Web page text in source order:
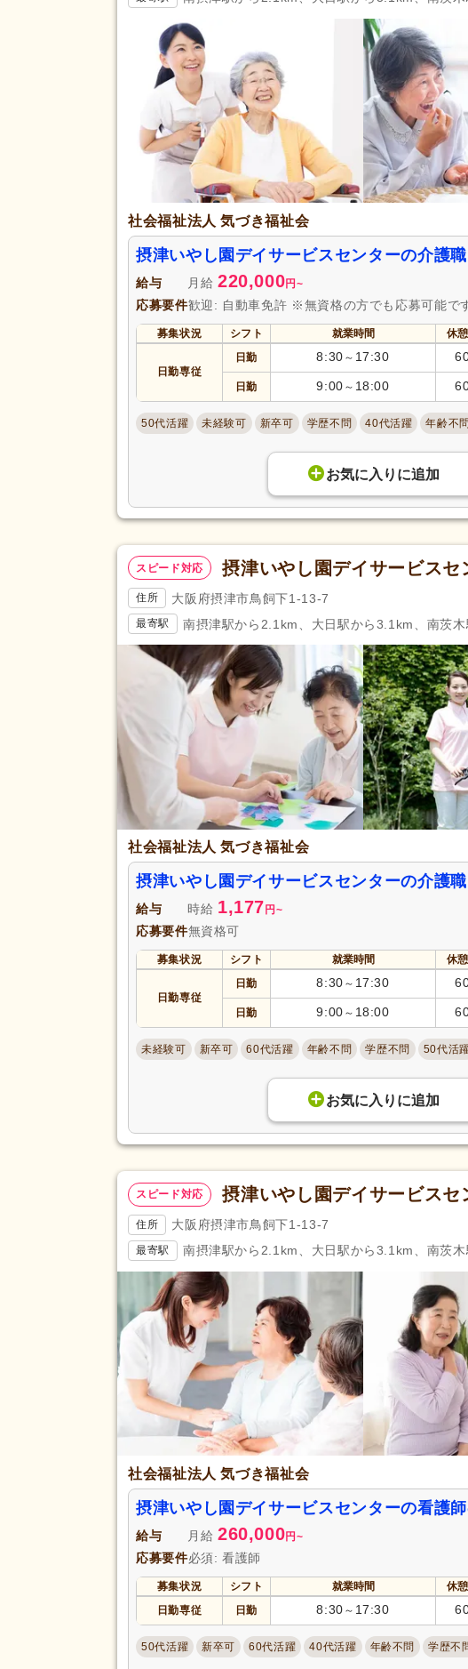
スピード対応 急
勤務形態
残業ほぼなし
夜勤のみ可 午
時短勤務相談可(4,796) 週
週3日から可(1,534) 週
即日勤務可(5,686)
初任者研修（旧ヘルパー2級）
実
修）
社会福祉主事任用
介護支援専門員（ケアマネジャー）
(1,845)
保
准看護師 (4,469) 医
作業療法士 (1,376) 言
あん摩マッサージ指圧師(192) 柔
きゅう師 (90) 管
調理師
自動車免許
診療放射線技師(72) 臨
公認心理師(180)
歯科医師(766) 歯
児童発達支援管理責任者研修(135) サ
相談支援従事者初任者研修(13) 相
行動擁護従業者養成研修(3) 強
幼稚園教諭1種(60) 幼
休日・休暇
完全週休2日 (7,326) 週
土日休み(1,577) 土
日曜休み(5,736)
年間休日120日以上
福利厚生
セミナー参加費補助(2,823) 企
復職支援あり (6,880) 退
住宅手当 (4,034) 資
人事評価制度あり(37,951) 処
夜勤手当(4,383) 寮
資格手当
再雇用制度あり (7,225)
副業可(7,378) 歩
アクセス
駅近(20,194) 自
バイク通勤可 (5,046)
社会福祉法人 気づき福祉会
摂津いやし園デイサービスセンターの介護
給与 月給 220,000円~
応募要件歓迎: 自動車免許 ※無資格の方でも応募可能で
募集状況 シフト 就業時間 休
日勤専従
日勤 8:30 ～ 17:30
日勤 9:00 ～ 18:00
50代活躍 未経験可 新卒可 学歴不問 40代活躍 年齢不問
お気に入り に追加
スピード対応 摂津いやし園デイサービスセ
住所 大阪府摂津市鳥飼下1-13-7
最寄駅 南摂津駅から2.1km、大日駅から3.1km、南茨
社会福祉法人 気づき福祉会
摂津いやし園デイサービスセンターの介護
給与 時給 1,177 円 ~
応募要件無資格可
募集状況 シフト 就業時間 休
日勤専従
日勤 8:30 ～ 17:30
日勤 9:00 ～ 18:00
未経験可 新卒可 60代活躍 年齢不問 学歴不問 50代活
お気に入り に追加
スピード対応 摂津いやし園デイサービスセ
住所 大阪府摂津市鳥飼下1-13-7
最寄駅 南摂津駅から2.1km、大日駅から3.1km、南茨
社会福祉法人 気づき福祉会
摂津いやし園デイサービスセンターの看護
給与 月給 260,000円~
応募要件必須: 看護師
募集状況 シフト 就業時間 休
日勤専従
日勤 8:30 ～ 17:30
50代活躍 新卒可 60代活躍 40代活躍 年齢不問 学歴不